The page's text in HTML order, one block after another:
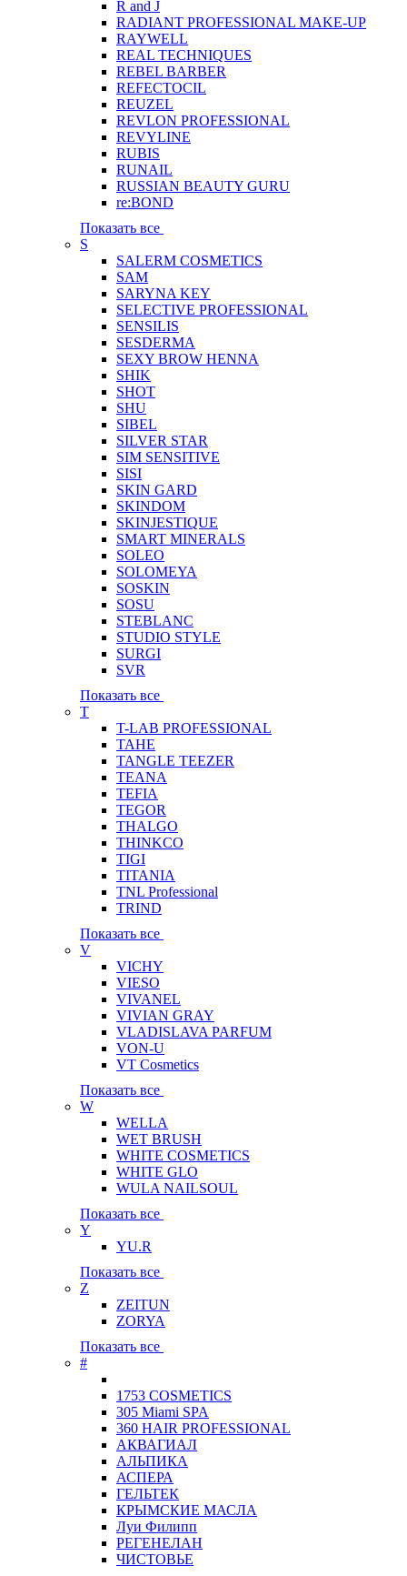
R and J
RADIANT PROFESSIONAL MAKE-UP
RAYWELL
REAL TECHNIQUES
REBEL BARBER
REFECTOCIL
REUZEL
REVLON PROFESSIONAL
REVYLINE
RUBIS
RUNAIL
RUSSIAN BEAUTY GURU
re:BOND
Показать все
S
SALERM COSMETICS
SAM
SARYNA KEY
SELECTIVE PROFESSIONAL
SENSILIS
SESDERMA
SEXY BROW HENNA
SHIK
SHOT
SHU
SIBEL
SILVER STAR
SIM SENSITIVE
SISI
SKIN GARD
SKINDOM
SKINJESTIQUE
SMART MINERALS
SOLEO
SOLOMEYA
SOSKIN
SOSU
STEBLANC
STUDIO STYLE
SURGI
SVR
Показать все
T
T-LAB PROFESSIONAL
TAHE
TANGLE TEEZER
TEANA
TEFIA
TEGOR
THALGO
THINKCO
TIGI
TITANIA
TNL Professional
TRIND
Показать все
V
VICHY
VIESO
VIVANEL
VIVIAN GRAY
VLADISLAVA PARFUM
VON-U
VT Cosmetics
Показать все
W
WELLA
WET BRUSH
WHITE COSMETICS
WHITE GLO
WULA NAILSOUL
Показать все
Y
YU.R
Показать все
Z
ZEITUN
ZORYA
Показать все
#
1753 COSMETICS
305 Miami SPA
360 HAIR PROFESSIONAL
АКВАГИАЛ
АЛЬПИКА
АСПЕРА
ГЕЛЬТЕК
КРЫМСКИЕ МАСЛА
Луи Филипп
РЕГЕНЕЛАН
ЧИСТОВЬЕ